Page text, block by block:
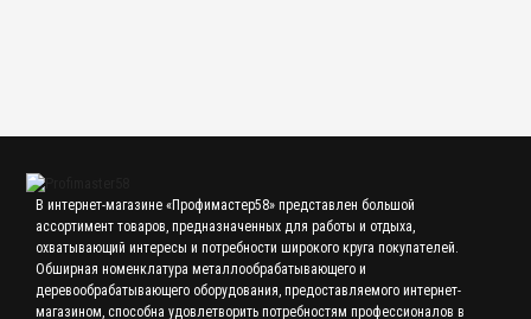
В интернет-магазине «Профимастер58» представлен большой
ассортимент товаров, предназначенных для работы и отдыха,
охватывающий интересы и потребности широкого круга покупателей.
Обширная номенклатура металлообрабатывающего и
деревообрабатывающего оборудования, предоставляемого интернет-
магазином, способна удовлетворить потребностям профессионалов в